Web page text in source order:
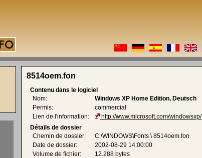
8514oem.fon
Contenu dans le logiciel
Nom:
Windows XP Home Edition, Deutsch
Permis:
commercial
Lien de l'information:
http://www.microsoft.com/windowsxp/
Détails de dossier
Chemin de dossier:
C:\WINDOWS\Fonts \ 8514oem.fon
Date de dossier:
2002-08-29 14:00:00
Volume de fichier:
12.288 bytes